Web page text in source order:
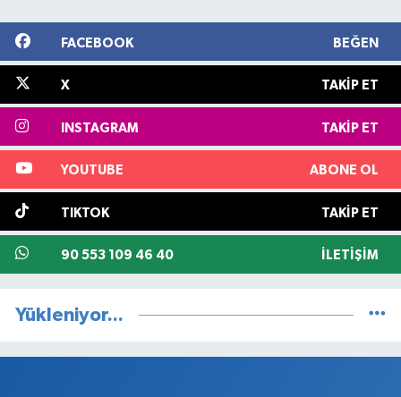
FACEBOOK BEĞEN
X TAKIP ET
INSTAGRAM TAKIP ET
YOUTUBE ABONE OL
TIKTOK TAKIP ET
90 553 109 46 40 İLETIŞIM
Yükleniyor...